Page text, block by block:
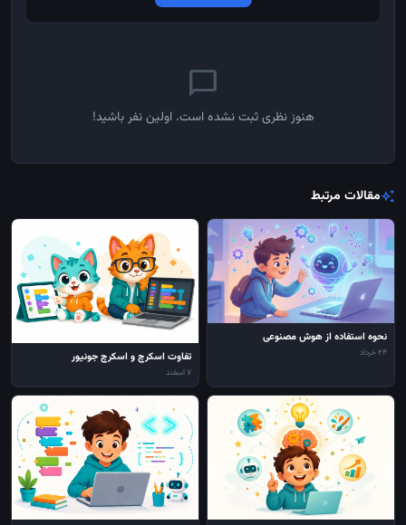
chat_bubble_outline
هنوز نظری ثبت نشده است. اولین نفر باشید!
auto_awesomeمقالات مرتبط
نحوه استفاده از هوش مصنوعی
24 خرداد تفاوت اسکرچ و اسکرچ جونیور
7 اسفند